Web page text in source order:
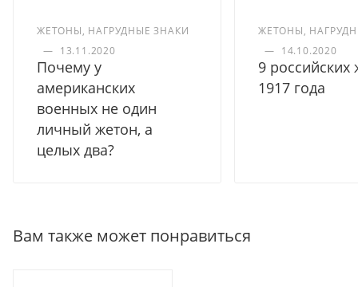
ЖЕТОНЫ, НАГРУДНЫЕ ЗНАКИ
— 13.11.2020
Почему у
американских
военных не один
личный жетон, а
целых два?
ЖЕТОНЫ,
— 14.10.2020
9 российских
1917 года
Вам также может понравиться